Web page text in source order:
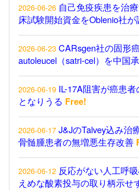
2026-06-26 自己免疫疾患を治
床試験開始資金をOblenio社が
2026-06-23 CARsgen社の固形
autoleucel（satri-cel）を中国
2026-06-19 IL-17A阻害が癌患
となりうる Free!
2026-06-17 J&JのTalvey込み治
骨髄腫患者の無増悪生存改善
2026-06-12 反応がない人工呼
えめな酸素投与の取り柄示せ